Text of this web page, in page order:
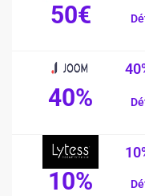
50€
40%
10%